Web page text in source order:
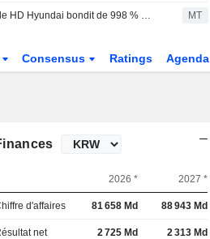
Le bénéfice net de HD Hyundai bondit de 998 % au deuxième trimestre MT
Consensus Ratings Agenda
2026 * 2027 *
d'affaires 81 658 Md 88 943 Md
net 2 725 Md 2 313 Md